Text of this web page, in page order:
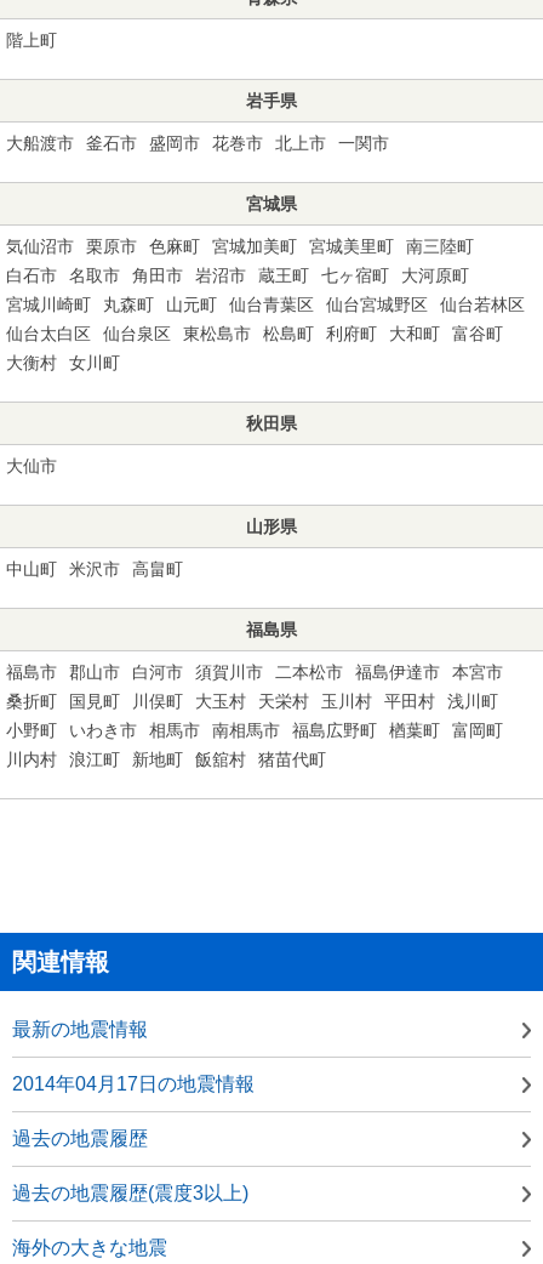
階上町
岩手県
大船渡市 釜石市 盛岡市 花巻市 北上市 一関市
宮城県
気仙沼市 栗原市 色麻町 宮城加美町 宮城美里町
南三陸町
白石市
名取市 角田市 岩沼市 蔵王町 七ヶ宿町
大河原町
宮城川崎町
丸森町 山元町 仙台青葉区 仙台宮城野区
仙台若林区
仙台太白区
仙台泉区 東松島市 松島町 利府町 大和町
富谷町
大衡村
女川町
秋田県
大仙市
山形県
中山町 米沢市 高畠町
福島県
福島市 郡山市 白河市 須賀川市 二本松市 福島伊達市
本宮市
桑折町
国見町 川俣町 大玉村 天栄村 玉川村 平田村
浅川町
小野町
いわき市 相馬市 南相馬市 福島広野町 楢葉町
富岡町
川内村
浪江町 新地町 飯舘村 猪苗代町
関連情報
最新の地震情報
2014年04月17日の地震情報
過去の地震履歴
過去の地震履歴(震度3以上)
海外の大きな地震